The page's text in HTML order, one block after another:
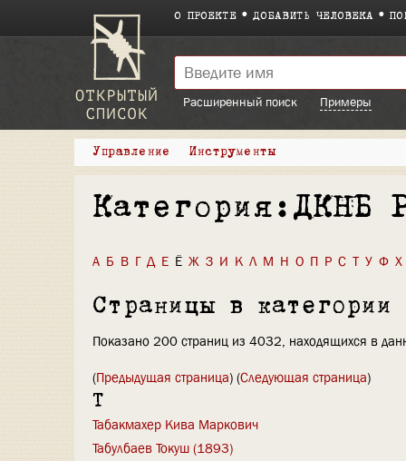
О ПРОЕКТЕ ДОБАВИТЬ ЧЕЛОВЕКА
Расширенный поиск Примеры
Управление Инструменты
Категория:ДКНБ
А Б В Г Д Е Ё Ж З И К Л М Н О П Р С Т У Ф Х
Страницы в
Показано 200 страниц из 4032, находящихся в
(Предыдущая страница) (Следующая страница)
Т
Табакмахер Кива Маркович
Табулбаев Токуш (1893)